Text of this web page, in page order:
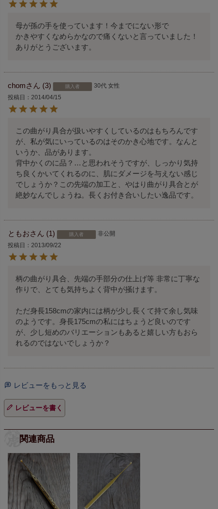
母が孫の手を使っています！今までにない形で
かきやすくなめらかなので痛くないと言っていました！
ありがとうございます。
chom 3 購入者 30代 女性
投稿日
2014/04/15
この曲がり具合が扱いやすくしているのはもちろんです
が、私が気にいっているのはそのかき心地です。なんと
いうか、品があります。
背中かくのに品？…と思われそうですが、しっかり気持
ち良くかいてくれるのに、肌にダメージを与えない感じ
でしょうか？この先端の加工と、やはり曲がり具合とが
絶妙なんでしょうね。長くお付き合いしたい逸品です。
ともお 1 購入者
非公開
投稿日
2013/09/22
柄の曲がり具合、先端の手部分の仕上げ等 非常に丁寧な
作りで、とても気持ちよく背中が掻けます。
ただ身長158cmの家内には柄が少し長くて持て余し気味
のようです。身長175cmの私にはちょうど良いのです
が、少し短めのバリエーションもあると嬉しい方もおら
れるのではないでしょうか？
レビューをもっと見る
レビューを書く
関連商品